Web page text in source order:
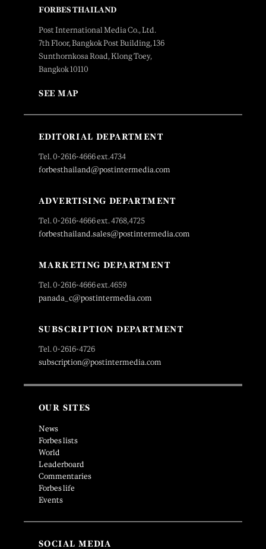
FORBES THAILAND
Post International Media Co., Ltd.
7th Floor, Bangkok Post Building, 136
Sunthornkosa Road, Klong Toey,
Bangkok 10110
SEE MAP
EDITORIAL DEPARTMENT
Tel. 0-2616-4666 ext.4734
forbesthailand@postintermedia.com
ADVERTISING DEPARTMENT
Tel. 0-2616-4666 ext. 4768,4725
forbesthailand.sales@postintermedia.com
MARKETING DEPARTMENT
Tel. 0-2616-4666 ext.4659
panada_c@postintermedia.com
SUBSCRIPTION DEPARTMENT
Tel. 0-2616-4726
subscription@postintermedia.com
OUR SITES
News
Forbes lists
World
Leaderboard
Commentaries
Forbes life
Events
SOCIAL MEDIA